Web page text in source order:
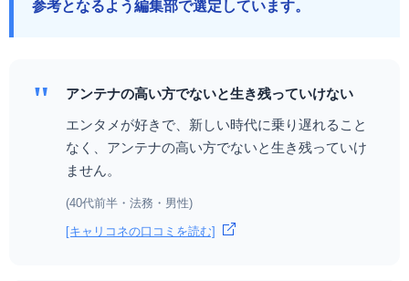
参考となるよう編集部で選定しています。
"
アンテナの高い方でないと生き残っていけない
エンタメが好きで、新しい時代に乗り遅れること
なく、アンテナの高い方でないと生き残っていけ
ません。
(40代前半・法務・男性)
[キャリコネの口コミを読む]